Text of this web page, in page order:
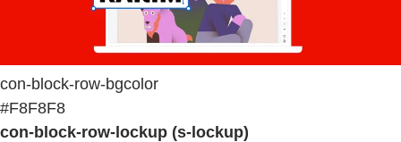
con-block-row-bgcolor
#F8F8F8
con-block-row-lockup (s-lockup)